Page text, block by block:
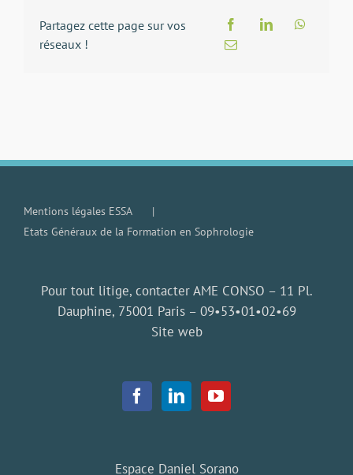
Partagez cette page sur vos
réseaux !
Mentions légales ESSA
Etats Généraux de la Formation en Sophrologie
Pour tout litige, contacter AME CONSO – 11 Pl.
Dauphine, 75001 Paris – 09•53•01•02•69
Site web
Espace Daniel Sorano